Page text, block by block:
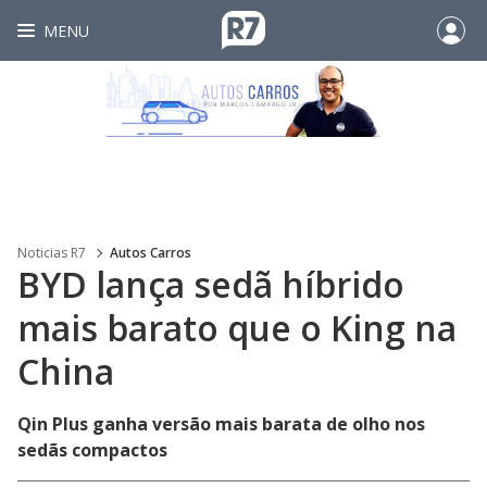
MENU
Noticias R7 Autos Carros
BYD lança sedã híbrido
mais barato que o King na
China
Qin Plus ganha versão mais barata de olho nos
sedãs compactos